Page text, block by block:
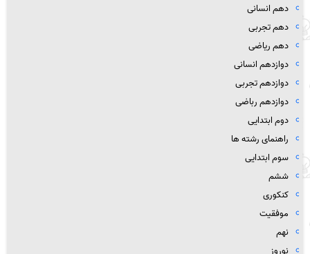
دهم انسانی
دهم تجربی
دهم ریاضی
دوازدهم انسانی
دوازدهم تجربی
دوازدهم رباضی
دوم ابتدایی
راهنمای رشته ها
سوم ابتدایی
ششم
کنکوری
موفقیت
نهم
نوروز